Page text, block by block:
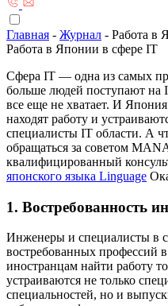
Главная - Журнал - Работа в
Работа в Японии в сфере IT
Сфера IT — одна из самых
больше людей поступают на
все еще не хватает. И
находят работу и
специалисты IT области. А
обращаться за советом
квалифицированный
японского языка Linguage
1. Востребованность
Инженеры и специалисты в
востребованных профессий
иностранцам найти работу
устраиваются не только
специальностей, но и